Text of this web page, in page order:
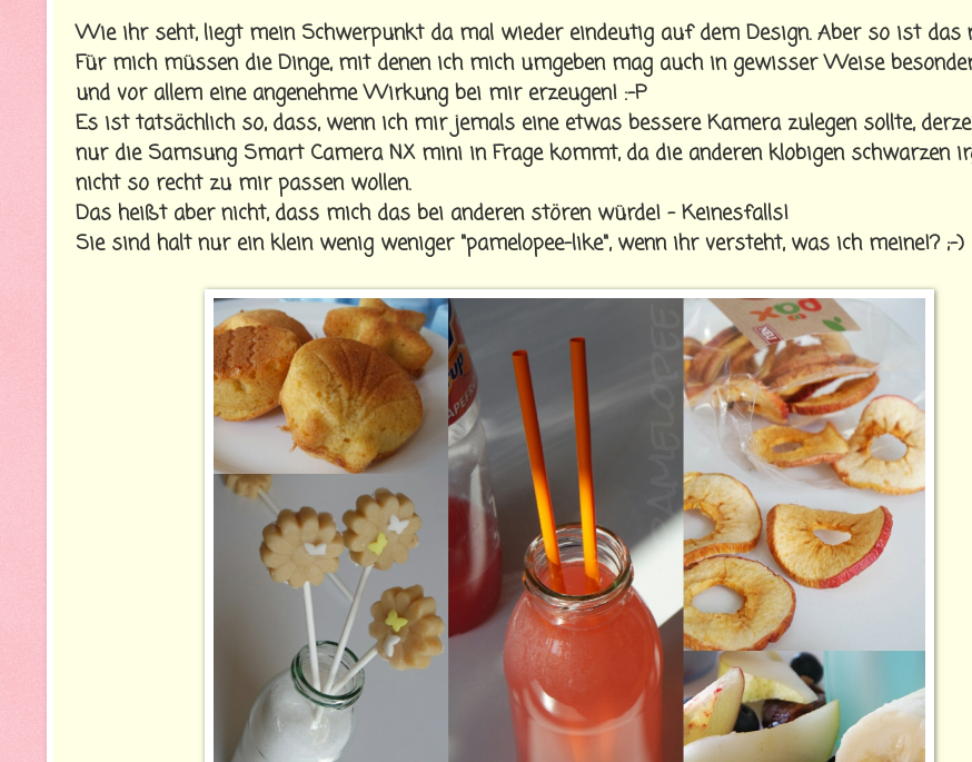
Wie ihr seht, liegt mein Schwerpunkt da mal wieder eindeutig auf dem Design. Aber so ist das
Für mich müssen die Dinge, mit denen ich mich umgeben mag auch in gewisser Weise
und vor allem eine angenehme Wirkung bei mir erzeugen! :-P
Es ist tatsächlich so, dass, wenn ich mir jemals eine etwas bessere Kamera zulegen sollte,
nur die Samsung Smart Camera NX mini in Frage kommt, da die anderen klobigen schwarzen
nicht so recht zu mir passen wollen.
Das heißt aber nicht, dass mich das bei anderen stören würde! - Keinesfalls!
Sie sind halt nur ein klein wenig weniger "pamelopee-like", wenn ihr versteht, was ich meine!? ;-)